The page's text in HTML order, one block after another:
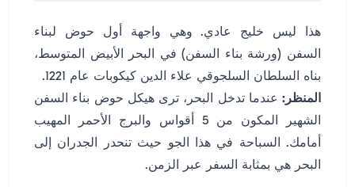
هذا ليس خليج عادي. وهي واجهة أول حوض لبناء
السفن (ورشة بناء السفن) في البحر الأبيض المتوسط،
بناه السلطان السلجوقي علاء الدين كيكوبات عام 1221.
المنظر: عندما تدخل البحر، ترى هيكل حوض بناء السفن
الشهير المكون من 5 أقواس والبرج الأحمر المهيب
أمامك. السباحة في هذا الجو حيث تنحدر الجدران إلى
البحر هي بمثابة السفر عبر الزمن.